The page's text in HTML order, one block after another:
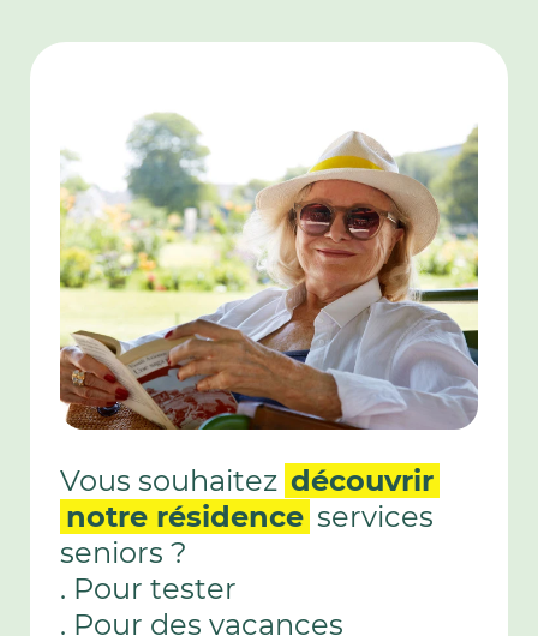
Vous souhaitez découvrir
notre résidence services
seniors ?
. Pour tester
. Pour des vacances